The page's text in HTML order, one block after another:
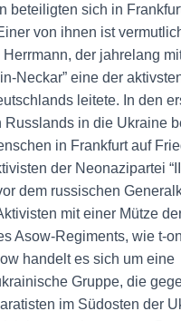
beteiligten sich in
von ihnen ist
der jahrelang
Neckar” eine der
leitete. In den
Russlands in die Ukraine
in Frankfurt auf
der Neonazipartei
dem russischen
mit einer Mütze
Asow-Regiments, wie t-
handelt es sich um eine
Gruppe, die
im Südosten der